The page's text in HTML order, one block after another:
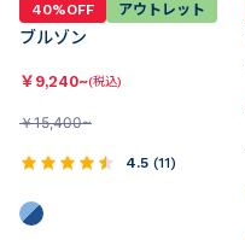
40%OFF アウトレット
ブルゾン
￥ 9,240~(税込)
￥15,400~
4.5 (11)